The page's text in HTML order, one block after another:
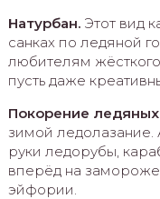
Натурбан.Этот вид
санках по ледяной
любителям
пусть даже
Покорение ледяных
зимой ледолазание.
руки ледорубы,
вперёд на
эйфории.